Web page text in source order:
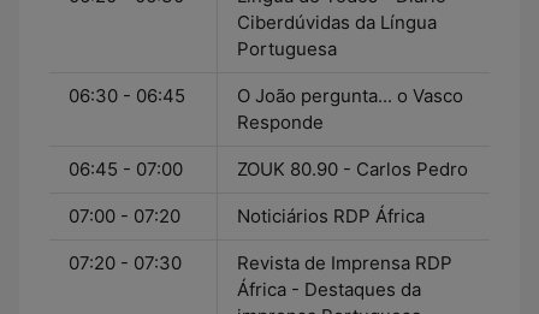
Ciberdúvidas da Língua
Portuguesa
06:30 - 06:45
O João pergunta... o Vasco
Responde
06:45 - 07:00 ZOUK 80.90 - Carlos Pedro
07:00 - 07:20 Noticiários RDP África
07:20 - 07:30
Revista de Imprensa RDP
África - Destaques da